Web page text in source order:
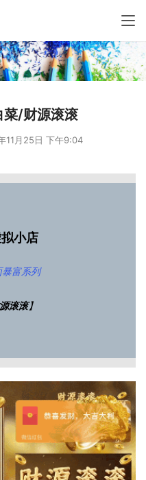
/财源滚滚
11月25日 下午9:04
小店
暴富系列
滚滚】